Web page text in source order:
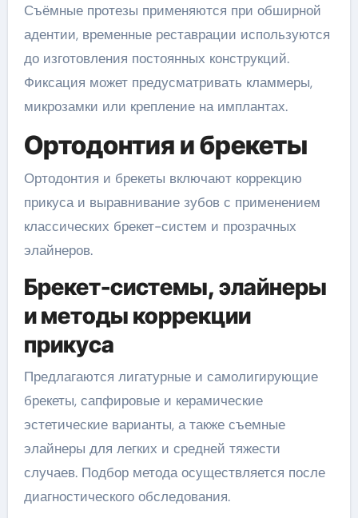
Съёмные протезы применяются при обширной
адентии, временные реставрации используются
до изготовления постоянных конструкций.
Фиксация может предусматривать кламмеры,
микрозамки или крепление на имплантах.
Ортодонтия и брекеты
Ортодонтия и брекеты включают коррекцию
прикуса и выравнивание зубов с применением
классических брекет-систем и прозрачных
элайнеров.
Брекет-системы, элайнеры
и методы коррекции
прикуса
Предлагаются лигатурные и самолигирующие
брекеты, сапфировые и керамические
эстетические варианты, а также съемные
элайнеры для легких и средней тяжести
случаев. Подбор метода осуществляется после
диагностического обследования.